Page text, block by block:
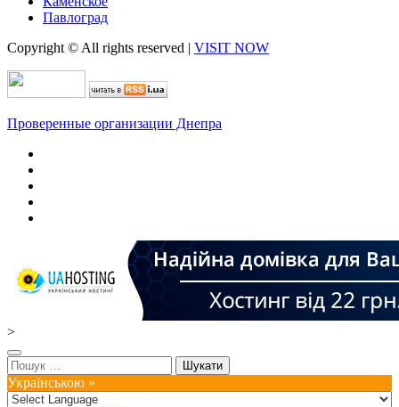
Павлоград
Copyright © All rights reserved | VISIT NOW
Проверенные организации Днепра
>
Пошук:
Українською »